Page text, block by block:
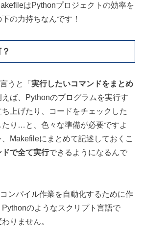
はPythonプロジェクトの効率を
の力持ちなんです！
うと「 実行したいコマンドをまとめ
えば、Pythonのプログラムを実行す
上げたり、コードをチェックした
たり…と、色々な準備が必要ですよ
Makefileにまとめて記述しておくこ
で全て実行できるようになるんで
ンパイル作業を自動化するために作
のようなスクリプト言語で
りません。